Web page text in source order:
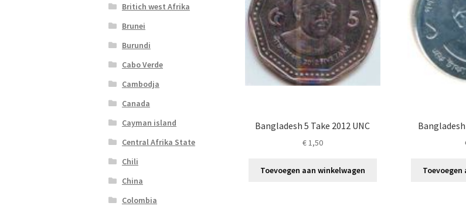
Bangladesh 5 Take 2012 UNC
€1,50
Toevoegen aan winkelwagen
Bangladesh
Toevoegen
Britich west Afrika
Brunei
Burundi
Cabo Verde
Cambodja
Canada
Cayman island
Central Afrika State
Chili
China
Colombia